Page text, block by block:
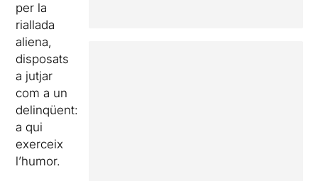
per la
riallada
aliena,
disposats
a jutjar
com a un
delinqüent:
a qui
exerceix
l’humor.